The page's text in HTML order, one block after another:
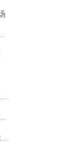
：没有记者会不喜欢他
王燕阳带你玩转黄小厨市集!素颜上阵助力嫣然天使
何润东夏日写真魅力多变 黑色蕾丝透视西装性感吸
满屏长腿称霸夏天 马思纯机场演绎freestyle